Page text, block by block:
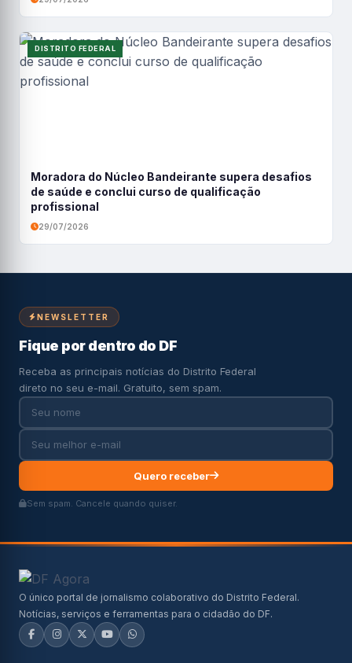
DISTRITO FEDERAL
Moradora do Núcleo Bandeirante supera desafios
de saúde e conclui curso de qualificação
profissional
29/07/2026
NEWSLETTER
Fique por dentro do DF
Receba as principais notícias do Distrito Federal
direto no seu e-mail. Gratuito, sem spam.
Quero receber
Sem spam. Cancele quando quiser.
O único portal de jornalismo colaborativo do Distrito Federal.
Notícias, serviços e ferramentas para o cidadão do DF.